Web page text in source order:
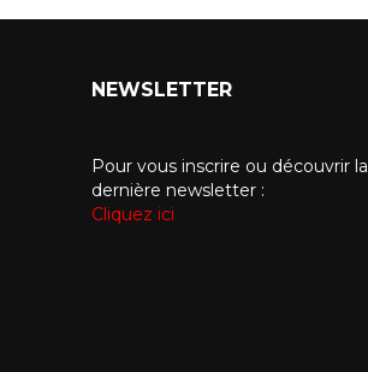
NEWSLETTER
Pour vous inscrire ou découvrir la
dernière newsletter :
Cliquez ici